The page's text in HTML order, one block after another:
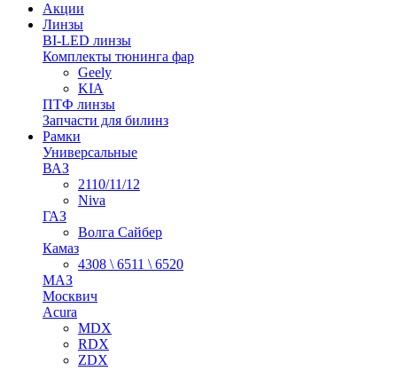
Акции
Линзы
BI-LED линзы
Комплекты тюнинга фар
Geely
KIA
ПТФ линзы
Запчасти для билинз
Рамки
Универсальные
ВАЗ
2110/11/12
Niva
ГАЗ
Волга Сайбер
Камаз
4308 \ 6511 \ 6520
МАЗ
Москвич
Acura
MDX
RDX
ZDX